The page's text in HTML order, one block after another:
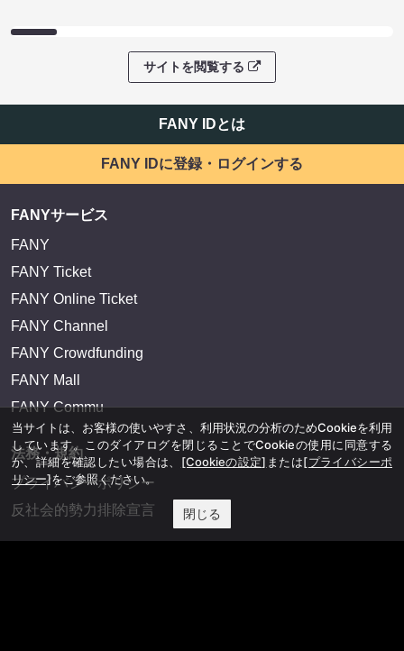
サイトを閲覧する
FANY IDとは
FANY IDに登録・ログインする
FANYサービス
FANY
FANY Ticket
FANY Online Ticket
FANY Channel
FANY Crowdfunding
FANY Mall
FANY Commu
法務・規約
プライバシーポリシー
反社会的勢力排除宣言
当サイトは、お客様の使いやすさ、利用状況の分析のためCookieを利用
しています。このダイアログを閉じることでCookieの使用に同意する
か、詳細を確認したい場合は、 [Cookieの設定] または[プライバシーポ
リシー]をご参照ください。
閉じる